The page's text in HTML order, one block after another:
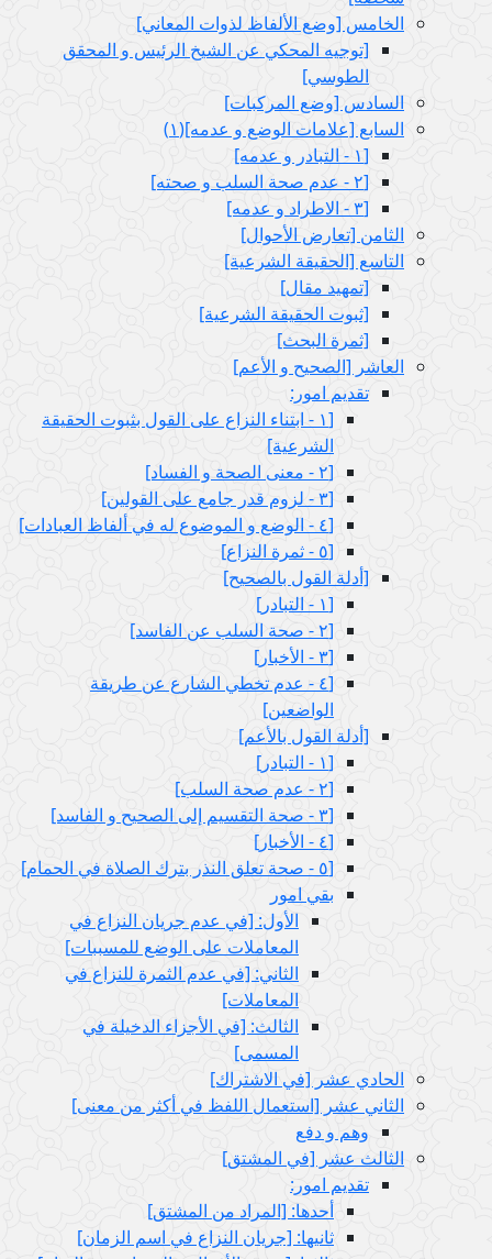
الخامس‏ [وضع الألفاظ لذوات المعاني‏]
[توجيه المحكي عن الشيخ الرئيس و المحقق
الطوسي‏]
السادس‏ [وضع المركبات‏]
السابع‏ [علامات الوضع و عدمه‏](١)
[١ - التبادر و عدمه‏]
[٢ - عدم صحة السلب و صحته‏]
[٣ - الاطراد و عدمه‏]
الثامن‏ [تعارض الأحوال‏]
التاسع‏ [الحقيقة الشرعية]
[تمهيد مقال‏]
[ثبوت الحقيقة الشرعية]
[ثمرة البحث‏]
العاشر [الصحيح و الأعم‏]
تقديم امور:
[١ - ابتناء النزاع على القول بثبوت الحقيقة
الشرعية]
[٢ - معنى الصحة و الفساد]
[٣ - لزوم قدر جامع على القولين‏]
[٤ - الوضع و الموضوع له في ألفاظ العبادات‏]
[٥ - ثمرة النزاع‏]
[أدلة القول بالصحيح‏]
[١ - التبادر]
[٢ - صحة السلب عن الفاسد]
[٣ - الأخبار]
[٤ - عدم تخطي الشارع عن طريقة
الواضعين‏]
[أدلة القول بالأعم‏]
[١ - التبادر]
[٢ - عدم صحة السلب‏]
[٣ - صحة التقسيم إلى الصحيح و الفاسد]
[٤ - الأخبار]
[٥ - صحة تعلق النذر بترك الصلاة في الحمام‏]
بقي امور
الأول: [في عدم جريان النزاع في
المعاملات على الوضع للمسببات‏]
الثاني: [في عدم الثمرة للنزاع في
المعاملات‏]
الثالث: [في الأجزاء الدخيلة في
المسمى‏]
الحادي عشر [في الاشتراك‏]
الثاني عشر [استعمال اللفظ في أكثر من معنى‏]
وهم و دفع
الثالث عشر [في المشتق‏]
تقديم امور:
أحدها: [المراد من المشتق‏]
ثانيها: [جريان النزاع في اسم الزمان‏]